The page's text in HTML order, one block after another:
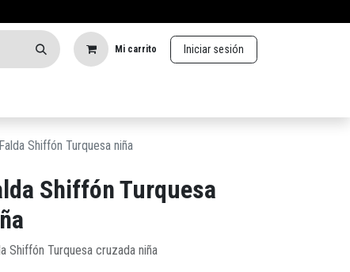
Mi carrito Iniciar sesión
Falda Shiffón Turquesa niña
Shiffón Turquesa
Shiffón Turquesa cruzada niña